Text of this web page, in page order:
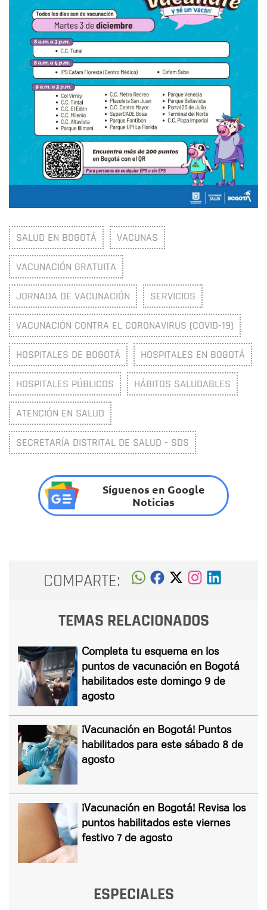
SALUD EN BOGOTÁ VACUNAS
VACUNACIÓN GRATUITA
JORNADA DE VACUNACIÓN SERVICIOS
VACUNACIÓN CONTRA EL CORONAVIRUS (COVID-19)
HOSPITALES DE BOGOTÁ HOSPITALES EN BOGOTÁ
HOSPITALES PÚBLICOS HÁBITOS SALUDABLES
ATENCIÓN EN SALUD
SECRETARÍA DISTRITAL DE SALUD - SDS
Síguenos en Google
Noticias
COMPARTE:
TEMAS RELACIONADOS
Completa tu esquema en los
puntos de vacunación en Bogotá
habilitados este domingo 9 de
agosto
¡Vacunación en Bogotá! Puntos
habilitados para este sábado 8 de
agosto
¡Vacunación en Bogotá! Revisa los
puntos habilitados este viernes
festivo 7 de agosto
ESPECIALES